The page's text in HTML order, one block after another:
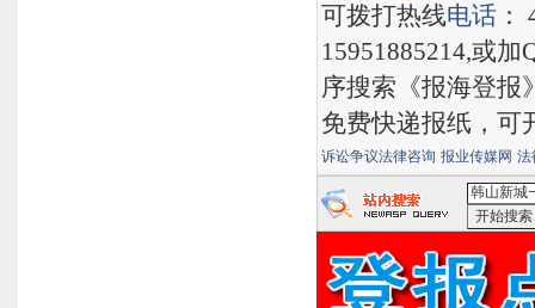
可拨打热线电话
15951885214,或
序搜索《报海登报
免费快递报纸，可
诉讼争议法律咨询 报业传媒网 法